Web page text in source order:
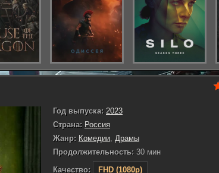
Год выпуска: 2023
Страна: Россия
Жанр: Комедии, Драмы
Продолжительность: 30 мин
Качество:
FHD (1080p)